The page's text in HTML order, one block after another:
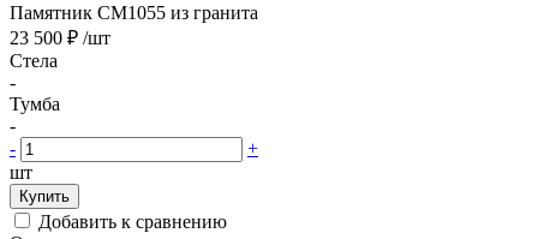
Памятник CM1055 из гранита
23 500 ₽ /шт
Стела
-
Тумба
-
-
+
шт
Купить
Добавить к сравнению